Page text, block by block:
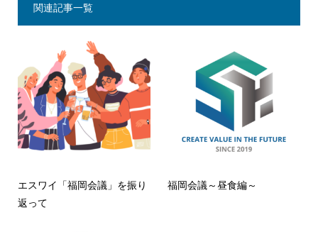
関連記事一覧
エスワイ「福岡会議」を振り
返って
福岡会議～昼食編～